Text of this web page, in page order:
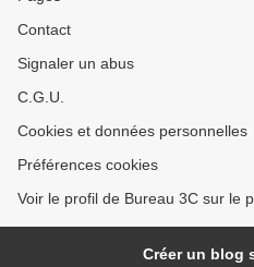
Contact
Signaler un abus
C.G.U.
Cookies et données personnelles
Préférences cookies
Voir le profil de Bureau 3C sur le
Créer un blog